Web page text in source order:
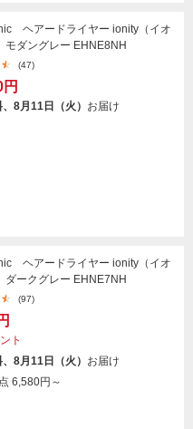
ヘアードライヤー ionity（イオ
モダングレー EHNE8NH
(47)
8月11日（火） お届け
ヘアードライヤー ionity（イオ
ダークグレー EHNE7NH
(97)
ト
8月11日（火） お届け
6,580円～